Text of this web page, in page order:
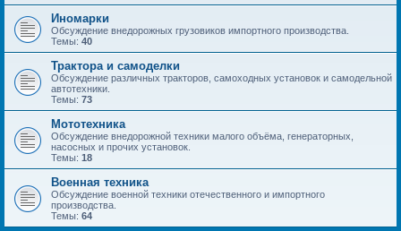
Иномарки
Обсуждение внедорожных грузовиков импортного производства.
Темы: 40
Трактора и самоделки
Обсуждение различных тракторов, самоходных установок и самодельной
автотехники.
Темы: 73
Мототехника
Обсуждение внедорожной техники малого объёма, генераторных,
насосных и прочих установок.
Темы: 18
Военная техника
Обсуждение военной техники отечественного и импортного
производства.
Темы: 64